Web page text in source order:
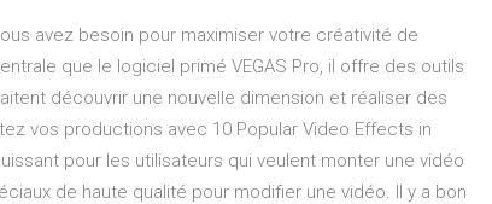
avez besoin pour maximiser votre créativité de
que le logiciel primé VEGAS Pro, il offre des outils
découvrir une nouvelle dimension et réaliser des
vos productions avec 10 Popular Video Effects in
pour les utilisateurs qui veulent monter une vidéo
de haute qualité pour modifier une vidéo. Il y a bon